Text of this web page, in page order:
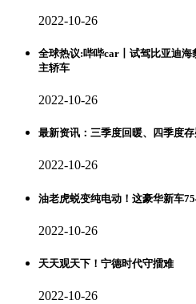
2022-10-26
全球热议:哔哔car丨试驾比亚迪海
主轿车
2022-10-26
最新资讯：三季度回暖、四季度
2022-10-26
油老虎蜕变纯电动！这豪华新车
2022-10-26
天天观天下！宁德时代守擂难
2022-10-26